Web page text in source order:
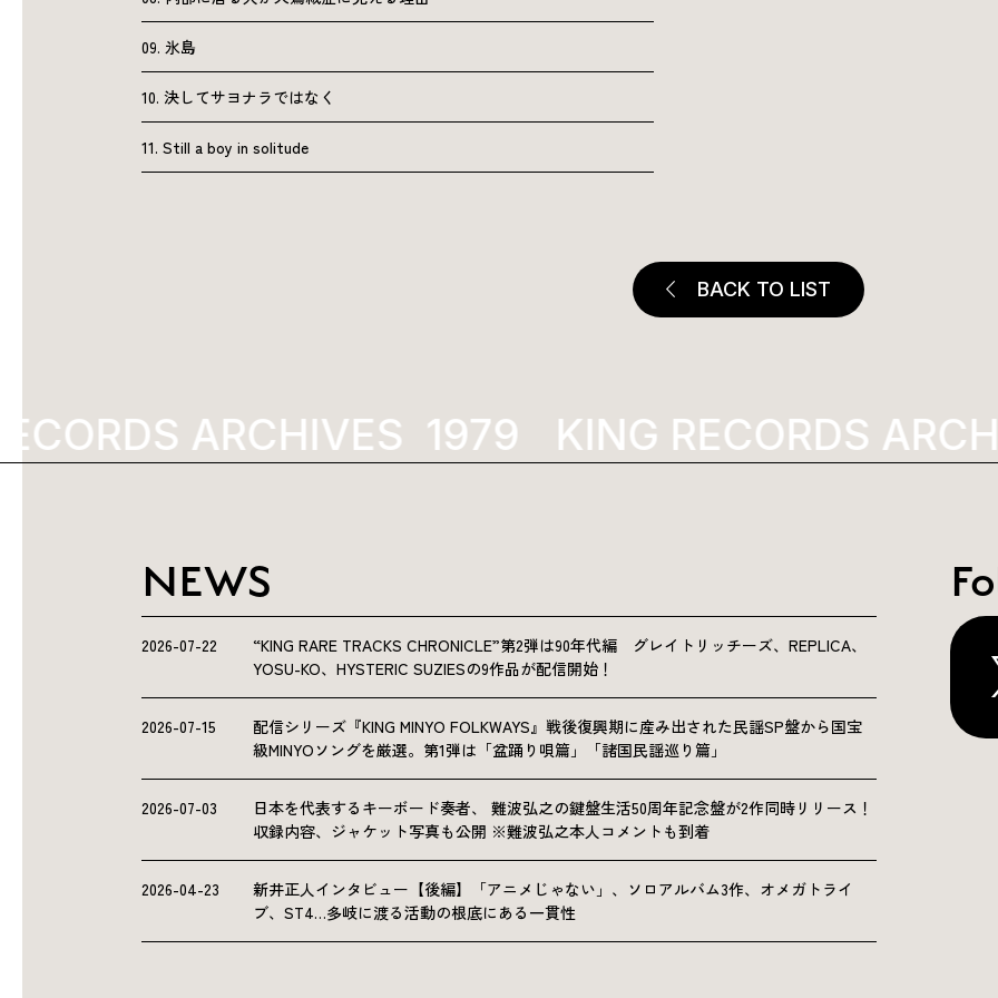
09. 氷島
10. 決してサヨナラではなく
11. Still a boy in solitude
BACK TO LIST
ARCHIVES 1979 KING RECORDS
NEWS
2026-07-22
“KING RARE TRACKS CHRONICLE”第2弾は90年代編 グレイトリッチーズ、REPLICA、
YOSU-KO、HYSTERIC SUZIESの9作品が配信開始！
2026-07-15
配信シリーズ『KING MINYO FOLKWAYS』戦後復興期に産み出された民謡SP盤から国宝
級MINYOソングを厳選。第1弾は「盆踊り唄篇」「諸国民謡巡り篇」
2026-07-03
日本を代表するキーボード奏者、 難波弘之の鍵盤生活50周年記念盤が2作同時リリース！
収録内容、ジャケット写真も公開 ※難波弘之本人コメントも到着
2026-04-23
新井正人インタビュー【後編】「アニメじゃない」、ソロアルバム3作、オメガトライ
ブ、ST4…多岐に渡る活動の根底にある一貫性